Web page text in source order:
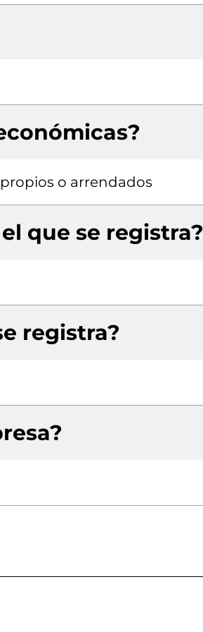
o arrendados
que se registra?
registra?